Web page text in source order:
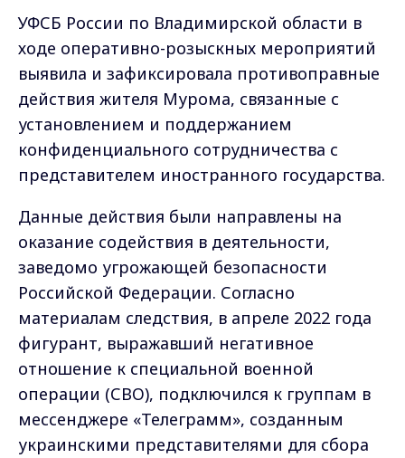
УФСБ России по Владимирской области в
ходе оперативно-розыскных мероприятий
выявила и зафиксировала противоправные
действия жителя Мурома, связанные с
установлением и поддержанием
конфиденциального сотрудничества с
представителем иностранного государства.
Данные действия были направлены на
оказание содействия в деятельности,
заведомо угрожающей безопасности
Российской Федерации. Согласно
материалам следствия, в апреле 2022 года
фигурант, выражавший негативное
отношение к специальной военной
операции (СВО), подключился к группам в
мессенджере «Телеграмм», созданным
украинскими представителями для сбора